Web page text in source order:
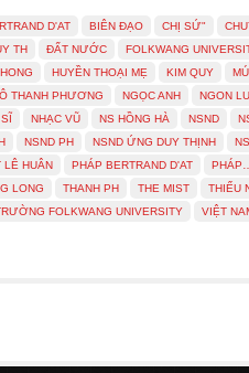
D'AT BIÊN ĐẠO CHỊ SỨ"
TH ĐẤT NƯỚC
FOLKWANG
HUYỀN THOẠI MẸ KIM QUY
THANH PHƯƠNG NGỌC ANH
NGON
NHẠC VŨ NS HỒNG HÀ NSND
NSND PH NSND ỨNG DUY THỊNH
LÊ HUÂN PHÁP BERTRAND D'AT
LONG THANH PH THE MIST
THIẾU
FOLKWANG UNIVERSITY
VIỆT